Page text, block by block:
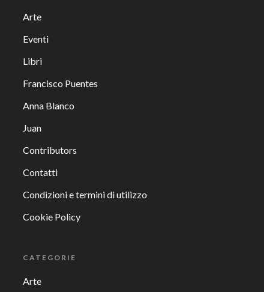
Arte
Eventi
Libri
Francisco Puentes
Anna Blanco
Juan
Contributors
Contatti
Condizioni e termini di utilizzo
Cookie Policy
CATEGORIE
Arte